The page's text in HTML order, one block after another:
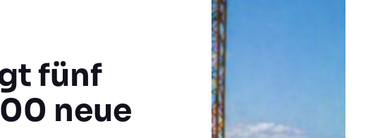
fünf
neue